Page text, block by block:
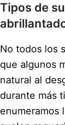
Tipos de
No todos los
que algunos
natural al
durante más
enumeramos